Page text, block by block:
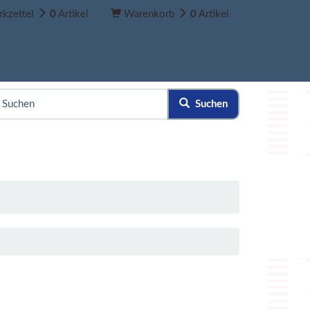
0 Artikel Warenkorb 0 Artikel
Suchen